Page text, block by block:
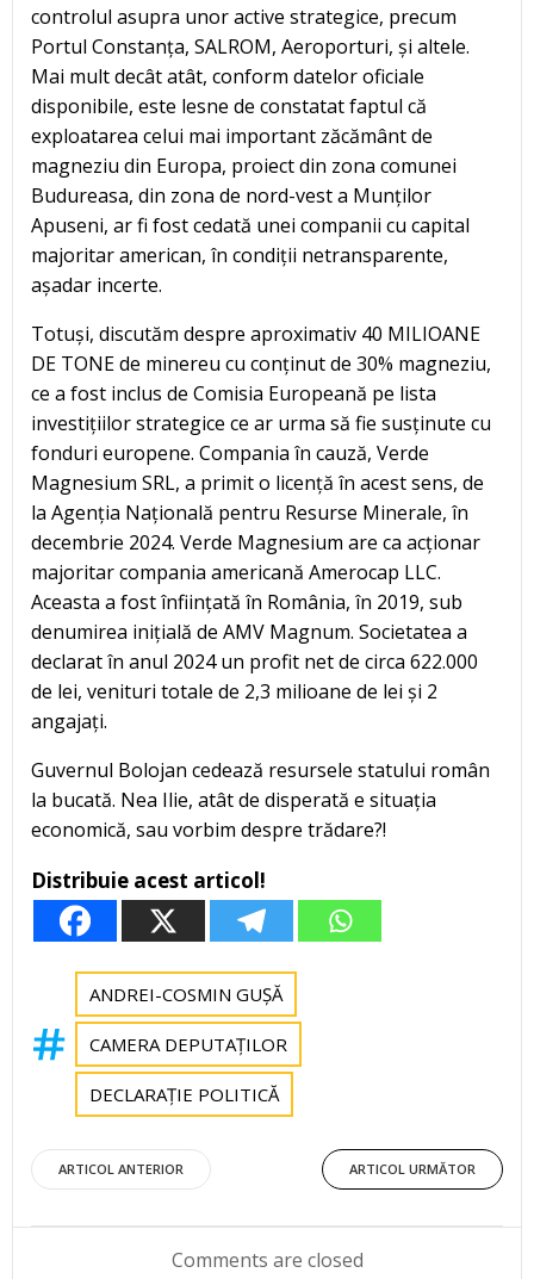
controlul asupra unor active strategice, precum
Portul Constanța, SALROM, Aeroporturi, și altele.
Mai mult decât atât, conform datelor oficiale
disponibile, este lesne de constatat faptul că
exploatarea celui mai important zăcământ de
magneziu din Europa, proiect din zona comunei
Budureasa, din zona de nord-vest a Munților
Apuseni, ar fi fost cedată unei companii cu capital
majoritar american, în condiții netransparente,
așadar incerte.
Totuși, discutăm despre aproximativ 40 MILIOANE
DE TONE de minereu cu conținut de 30% magneziu,
ce a fost inclus de Comisia Europeană pe lista
investițiilor strategice ce ar urma să fie susținute cu
fonduri europene. Compania în cauză, Verde
Magnesium SRL, a primit o licență în acest sens, de
la Agenția Națională pentru Resurse Minerale, în
decembrie 2024. Verde Magnesium are ca acționar
majoritar compania americană Amerocap LLC.
Aceasta a fost înființată în România, în 2019, sub
denumirea inițială de AMV Magnum. Societatea a
declarat în anul 2024 un profit net de circa 622.000
de lei, venituri totale de 2,3 milioane de lei și 2
angajați.
Guvernul Bolojan cedează resursele statului român
la bucată. Nea Ilie, atât de disperată e situația
economică, sau vorbim despre trădare?!
Distribuie acest articol!
ANDREI-COSMIN GUȘĂ
CAMERA DEPUTAȚILOR
DECLARAȚIE POLITICĂ
Post
navigation
ARTICOL ANTERIOR
Post
navigation
ARTICOL URMĂTOR
Comments are closed